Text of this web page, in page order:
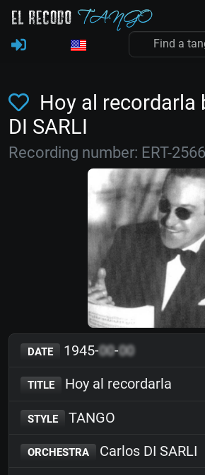
Hoy al recordarla
DI SARLI
Recording number: ERT-2566
DATE 1945-00-00
TITLE Hoy al recordarla
STYLE TANGO
ORCHESTRA Carlos DI SARLI